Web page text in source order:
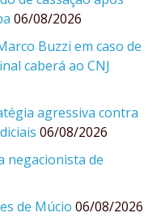
06/08/2026
Buzzi em caso de
caberá ao CNJ
agressiva contra
06/08/2026
negacionista de
de Múcio 06/08/2026